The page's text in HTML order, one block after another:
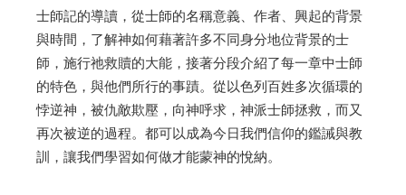
士師記的導讀，從士師的名稱意義、作者、興起的背景
與時間，了解神如何藉著許多不同身分地位背景的士
師，施行祂救贖的大能，接著分段介紹了每一章中士師
的特色，與他們所行的事蹟。從以色列百姓多次循環的
悖逆神，被仇敵欺壓，向神呼求，神派士師拯救，而又
再次被逆的過程。都可以成為今日我們信仰的鑑誡與教
訓，讓我們學習如何做才能蒙神的悅納。